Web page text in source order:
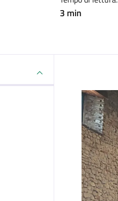
3 min